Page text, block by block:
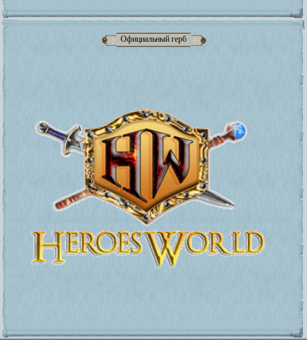
Официальный герб